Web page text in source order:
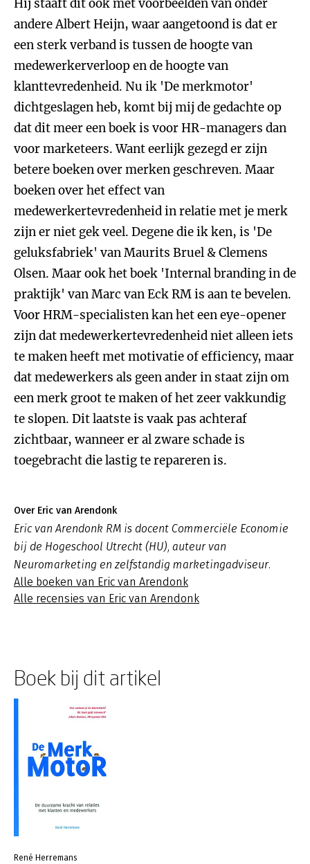
Hij staaft dit ook met voorbeelden van onder
andere Albert Heijn, waar aangetoond is dat er
een sterk verband is tussen de hoogte van
medewerkerverloop en de hoogte van
klanttevredenheid. Nu ik 'De merkmotor'
dichtgeslagen heb, komt bij mij de gedachte op
dat dit meer een boek is voor HR-managers dan
voor marketeers. Want eerlijk gezegd er zijn
betere boeken over merken geschreven. Maar
boeken over het effect van
medewerkertevredenheid in relatie met je merk
zijn er niet gek veel. Degene die ik ken, is 'De
geluksfabriek' van Maurits Bruel & Clemens
Olsen. Maar ook het boek 'Internal branding in de
praktijk' van Marc van Eck RM is aan te bevelen.
Voor HRM-specialisten kan het een eye-opener
zijn dat medewerkertevredenheid niet alleen iets
te maken heeft met motivatie of efficiency, maar
dat medewerkers als geen ander in staat zijn om
een merk groot te maken of het zeer vakkundig
te slopen. Dit laatste is vaak pas achteraf
zichtbaar, wanneer er al zware schade is
toegebracht die lastig te repareren is.
Over Eric van Arendonk
Eric van Arendonk RM is docent Commerciële Economie
bij de Hogeschool Utrecht (HU), auteur van
Neuromarketing en zelfstandig marketingadviseur.
Alle boeken van Eric van Arendonk
Alle recensies van Eric van Arendonk
Boek bij dit artikel
René Herremans